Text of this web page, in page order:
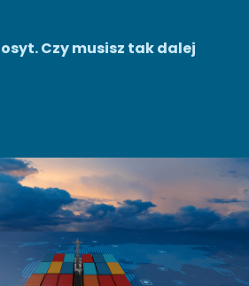
Czy musisz tak dalej